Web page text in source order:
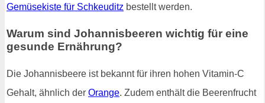
Gemüsekiste für Schkeuditz bestellt werden.
Warum sind Johannisbeeren wichtig für eine
gesunde Ernährung?
Die Johannisbeere ist bekannt für ihren hohen Vitamin-C
Gehalt, ähnlich der Orange. Zudem enthält die Beerenfrucht